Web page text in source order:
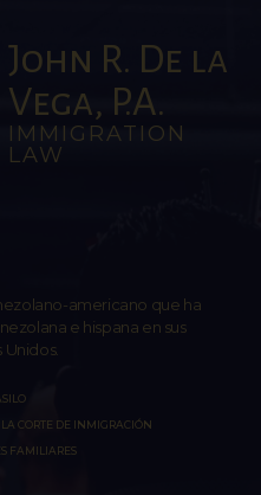
John R. De la
Vega, P.A.
IMMIGRATION
LAW
americano que ha
e hispana en sus
CORTE DE INMIGRACIÓN
FAMILIARES